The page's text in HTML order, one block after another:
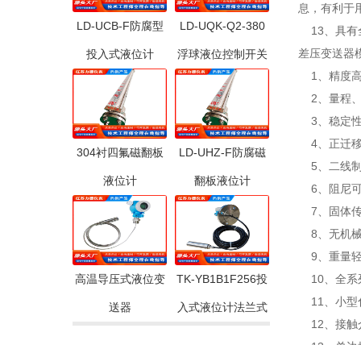
LD-UCB-F防腐型
投入式液位计
LD-UQK-Q2-380
浮球液位控制开关
304衬四氟磁翻板
液位计
LD-UHZ-F防腐磁
翻板液位计
高温导压式液位变
送器
TK-YB1B1F256投
入式液位计法兰式
息，有利于
13、具有
差压变送器
1、精度
2、量程
3、稳定
4、正迁移
5、二线
6、阻尼
7、固体
8、无机
9、重量
10、全系
11、小型
12、接触